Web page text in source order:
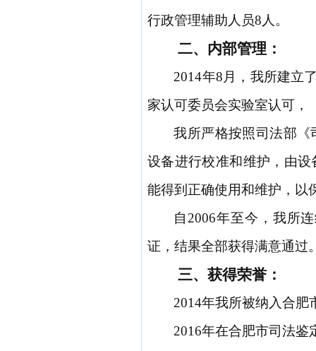
行政管理辅助人员8人。
二、 内部管理：
2014年8月，我所建立
家认可委员会实验室认可，
我所严格按照司法部
设备进行校准和维护，由
能得到正确使用和维护，以
自 2006年至今，我所
证，结果全部获得满意通过
三、 获得荣誉：
2014年我所被纳入合
2016年在合肥市司法鉴